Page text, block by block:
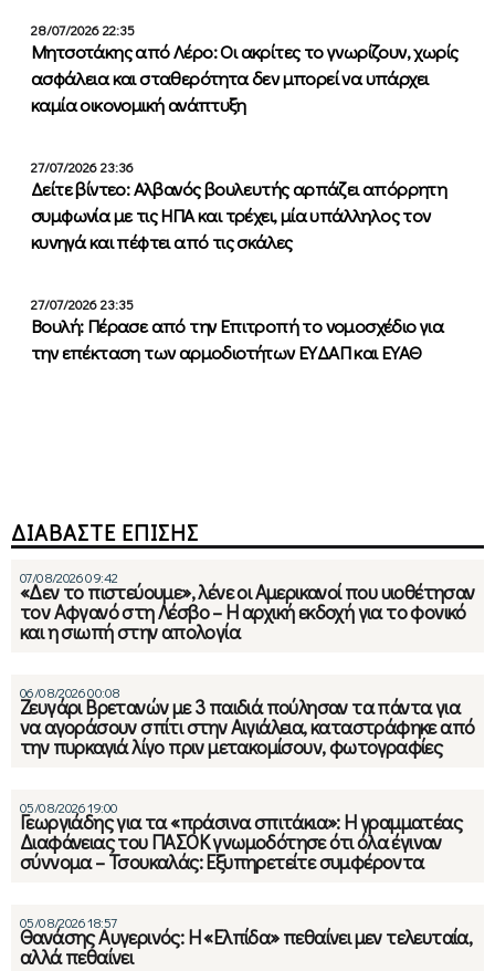
28/07/2026 22:35
Μητσοτάκης από Λέρο: Οι ακρίτες το γνωρίζουν, χωρίς
ασφάλεια και σταθερότητα δεν μπορεί να υπάρχει
καμία οικονομική ανάπτυξη
27/07/2026 23:36
Δείτε βίντεο: Αλβανός βουλευτής αρπάζει απόρρητη
συμφωνία με τις ΗΠΑ και τρέχει, μία υπάλληλος τον
κυνηγά και πέφτει από τις σκάλες
27/07/2026 23:35
Βουλή: Πέρασε από την Επιτροπή το νομοσχέδιο για
την επέκταση των αρμοδιοτήτων ΕΥΔΑΠ και ΕΥΑΘ
ΔΙΑΒΑΣΤΕ ΕΠΙΣΗΣ
07/08/2026 09:42
«Δεν το πιστεύουμε», λένε οι Αμερικανοί που υιοθέτησαν
τον Αφγανό στη Λέσβο – Η αρχική εκδοχή για το φονικό
και η σιωπή στην απολογία
06/08/2026 00:08
Ζευγάρι Βρετανών με 3 παιδιά πούλησαν τα πάντα για
να αγοράσουν σπίτι στην Αιγιάλεια, καταστράφηκε από
την πυρκαγιά λίγο πριν μετακομίσουν, φωτογραφίες
05/08/2026 19:00
Γεωργιάδης για τα «πράσινα σπιτάκια»: Η γραμματέας
Διαφάνειας του ΠΑΣΟΚ γνωμοδότησε ότι όλα έγιναν
σύννομα – Τσουκαλάς: Εξυπηρετείτε συμφέροντα
05/08/2026 18:57
Θανάσης Αυγερινός: Η «Ελπίδα» πεθαίνει μεν τελευταία,
αλλά πεθαίνει